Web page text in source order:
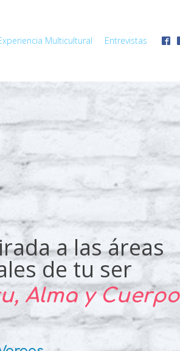
Multicultural Entrevistas
a las áreas
de tu ser
Alma y Cuerpo